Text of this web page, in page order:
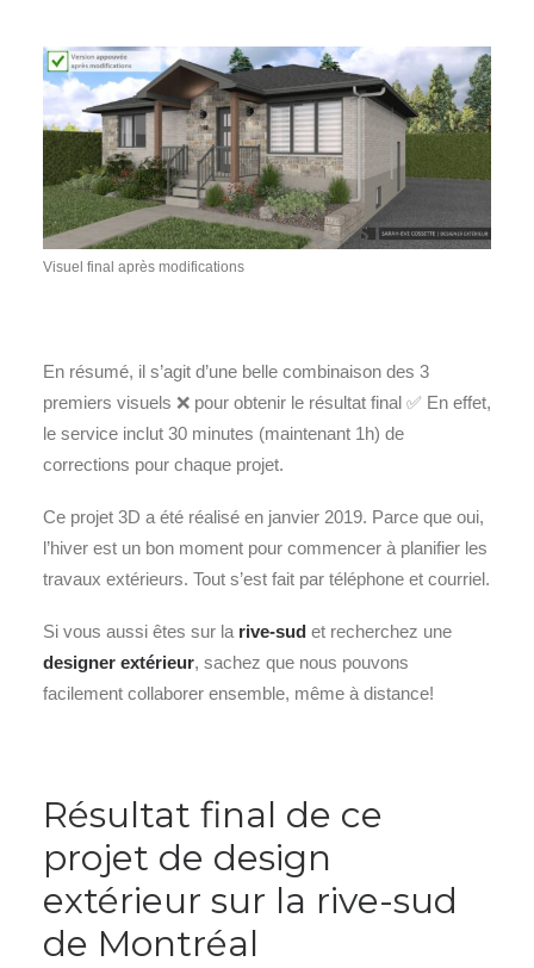
Visuel final après modifications
En résumé, il s’agit d’une belle combinaison des 3
premiers visuels ❌ pour obtenir le résultat final ✅ En effet,
le service inclut 30 minutes (maintenant 1h) de
corrections pour chaque projet.
Ce projet 3D a été réalisé en janvier 2019. Parce que oui,
l’hiver est un bon moment pour commencer à planifier les
travaux extérieurs. Tout s’est fait par téléphone et courriel.
Si vous aussi êtes sur la rive-sud et recherchez une
designer extérieur, sachez que nous pouvons
facilement collaborer ensemble, même à distance!
Résultat final de ce
projet de design
extérieur sur la rive-sud
de Montréal